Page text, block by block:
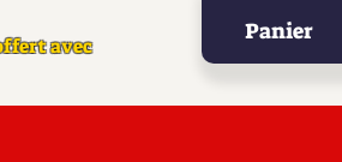
avec
Panier